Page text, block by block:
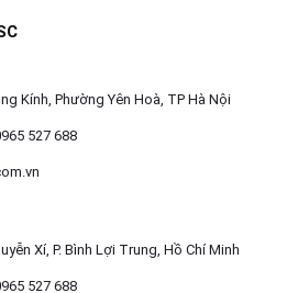
Kính, Phường Yên Hoà, TP Hà Nội
527 688
Xí, P. Bình Lợi Trung, Hồ Chí Minh
527 688